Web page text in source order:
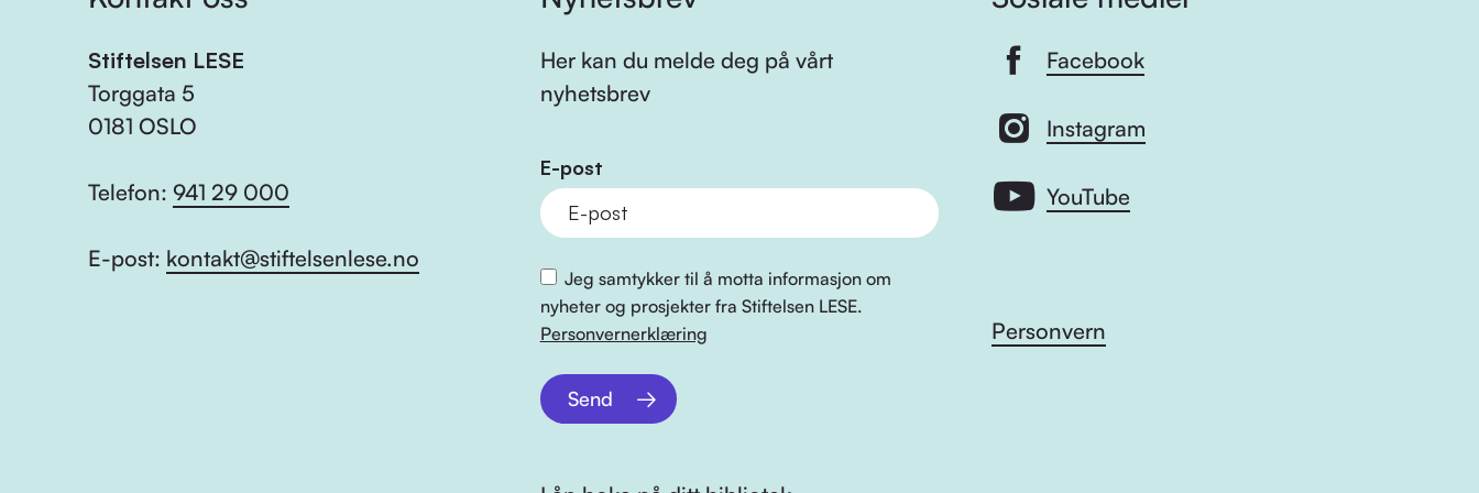
Stiftelsen LESE
Torggata 5
0181 OSLO
Telefon: 941 29 000
E-post: kontakt@stiftelsenlese.no
Her kan du melde deg på vårt
nyhetsbrev
E-post
Jeg samtykker til å motta informasjon om
nyheter og prosjekter fra Stiftelsen LESE.
Personvernerklæring
Send
Facebook
Instagram
YouTube
Personvern